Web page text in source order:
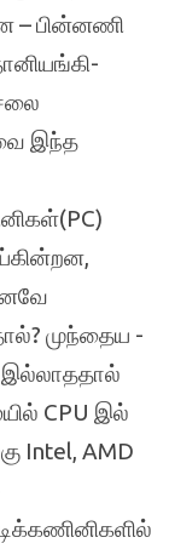
– பின்னணி
இந்த
முந்தைய -
இல்லாததால்
CPU இல்
Intel, AMD